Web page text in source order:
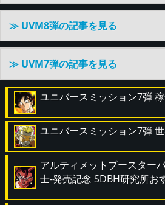
≫ UVM8弾の記事を見る
≫ UVM7弾の記事を見る
ユニバースミッション7弾
ユニバースミッション7弾
アルティメットブースター
士-発売記念 SDBH研究所お